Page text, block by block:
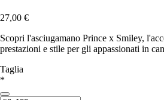
27,00 €
Scopri l'asciugamano Prince x Smiley,
prestazioni e stile per gli appassionati in
Taglia
*